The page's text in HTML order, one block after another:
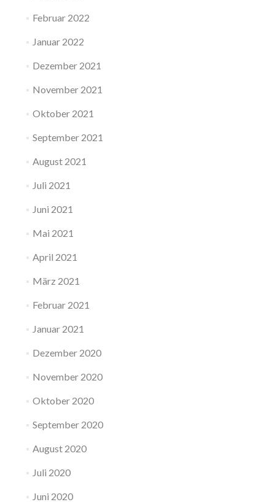
Februar 2022
Januar 2022
Dezember 2021
November 2021
Oktober 2021
September 2021
August 2021
Juli 2021
Juni 2021
Mai 2021
April 2021
März 2021
Februar 2021
Januar 2021
Dezember 2020
November 2020
Oktober 2020
September 2020
August 2020
Juli 2020
Juni 2020